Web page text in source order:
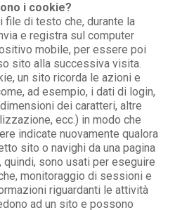
i cookie?
di testo che, durante la
e registra sul computer
mobile, per essere poi
sito alla successiva visita.
un sito ricorda le azioni e
ad esempio, i dati di login,
dei caratteri, altre
ecc.) in modo che
indicate nuovamente qualora
sito o navighi da una pagina
quindi, sono usati per eseguire
monitoraggio di sessioni e
riguardanti le attività
ad un sito e possono